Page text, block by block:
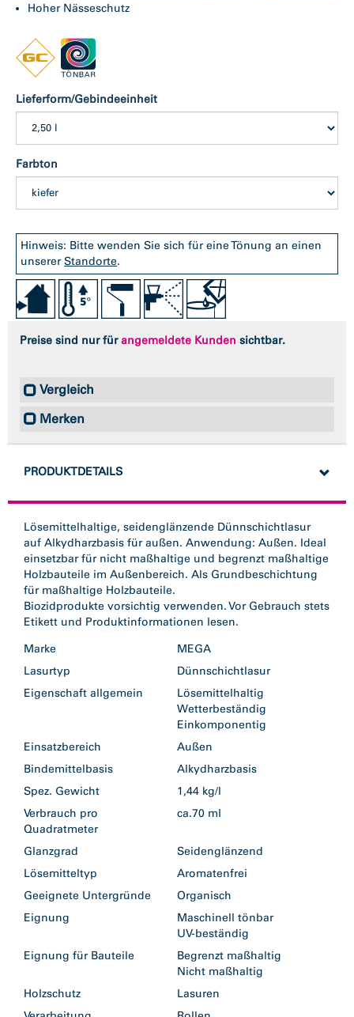
Hoher Nässeschutz
Lieferform/Gebindeeinheit
Farbton
Hinweis: Bitte wenden Sie sich für eine Tönung an einen
unsererStandorte.
Preise sind nur fürangemeldete Kunden sichtbar.
Vergleich
Merken
PRODUKTDETAILS
Lösemittelhaltige, seidenglänzende Dünnschichtlasur
auf Alkydharzbasis für außen. Anwendung: Außen. Ideal
einsetzbar für nicht maßhaltige und begrenzt maßhaltige
Holzbauteile im Außenbereich. Als Grundbeschichtung
für maßhaltige Holzbauteile.
Biozidprodukte vorsichtig verwenden. Vor Gebrauch stets
Etikett und Produktinformationen lesen.
Marke
MEGA
Lasurtyp
Dünnschichtlasur
Eigenschaft allgemein
Lösemittelhaltig
Wetterbeständig
Einkomponentig
Einsatzbereich
Außen
Bindemittelbasis
Alkydharzbasis
Spez. Gewicht
1,44 kg/l
Verbrauch pro
Quadratmeter
ca.70 ml
Glanzgrad
Seidenglänzend
Lösemitteltyp
Aromatenfrei
Geeignete Untergründe
Organisch
Eignung
Maschinell tönbar
UV-beständig
Eignung für Bauteile
Begrenzt maßhaltig
Nicht maßhaltig
Holzschutz
Lasuren